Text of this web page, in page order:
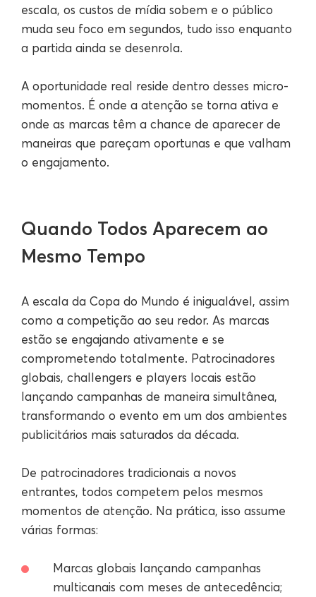
escala, os custos de mídia sobem e o público
muda seu foco em segundos, tudo isso enquanto
a partida ainda se desenrola.
A oportunidade real reside dentro desses micro-
momentos. É onde a atenção se torna ativa e
onde as marcas têm a chance de aparecer de
maneiras que pareçam oportunas e que valham
o engajamento.
Quando Todos Aparecem ao
Mesmo Tempo
A escala da Copa do Mundo é inigualável, assim
como a competição ao seu redor. As marcas
estão se engajando ativamente e se
comprometendo totalmente. Patrocinadores
globais, challengers e players locais estão
lançando campanhas de maneira simultânea,
transformando o evento em um dos ambientes
publicitários mais saturados da década.
De patrocinadores tradicionais a novos
entrantes, todos competem pelos mesmos
momentos de atenção. Na prática, isso assume
várias formas:
Marcas globais lançando campanhas
multicanais com meses de antecedência;